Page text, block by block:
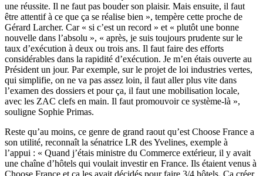
une réussite. Il ne faut pas bouder son plaisir. Mais ensuite, il faut
être attentif à ce que ça se réalise bien », tempère cette proche de
Gérard Larcher. Car « si c’est un record » et « plutôt une bonne
nouvelle dans l’absolu », « après, je suis toujours prudente sur le
taux d’exécution à deux ou trois ans. Il faut faire des efforts
considérables dans la rapidité d’exécution. Je m’en étais ouverte au
Président un jour. Par exemple, sur le projet de loi industries vertes,
qui simplifie, on ne va pas assez loin, il faut aller plus vite dans
l’examen des dossiers et pour ça, il faut une mobilisation locale,
avec les ZAC clefs en main. Il faut promouvoir ce système-là »,
souligne Sophie Primas.
Reste qu’au moins, ce genre de grand raout qu’est Choose France a
son utilité, reconnaît la sénatrice LR des Yvelines, exemple à
l’appui : « Quand j’étais ministre du Commerce extérieur, il y avait
une chaîne d’hôtels qui voulait investir en France. Ils étaient venus à